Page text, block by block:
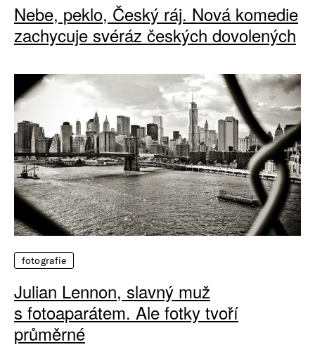
Nebe, peklo, Český ráj. Nová komedie
zachycuje svéráz českých dovolených
fotografie
Julian Lennon, slavný muž
s fotoaparátem. Ale fotky tvoří
průměrné